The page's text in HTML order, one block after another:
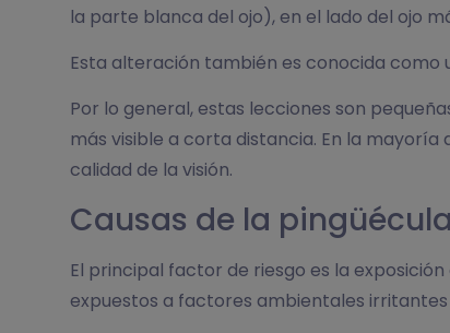
la parte blanca del ojo), en el lado del ojo
Esta alteración también es conocida
Por lo general, estas lecciones son
más visible a corta distancia. En la
calidad de la visión.
Causas de la pingüécula
El principal factor de riesgo es la
expuestos a factores ambientales